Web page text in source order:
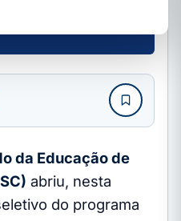
da Educação de
abriu, nesta
do programa